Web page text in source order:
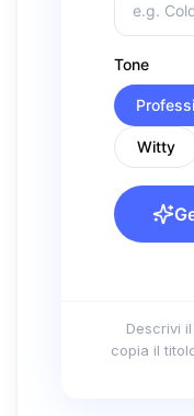
Descrivi
copia il